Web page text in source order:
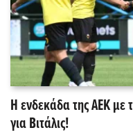
Η ενδεκάδα της ΑΕΚ με
για Βιτάλις!